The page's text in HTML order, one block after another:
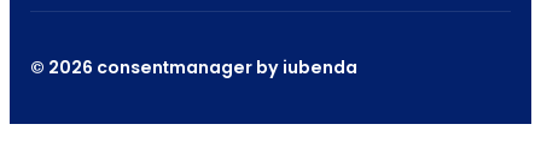
© 2026 consentmanager by iubenda